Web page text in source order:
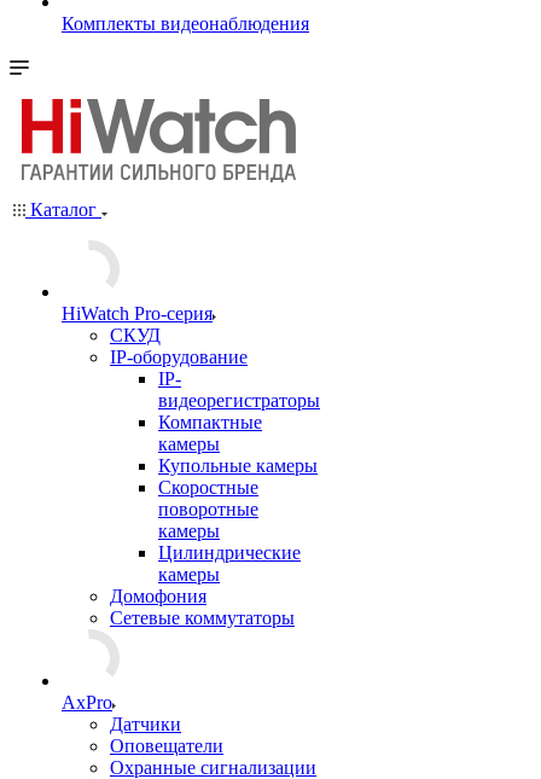
Комплекты видеонаблюдения
Каталог
HiWatch Pro-серия
CКУД
IP-оборудование
IP-
видеорегистраторы
Компактные
камеры
Купольные камеры
Скоростные
поворотные
камеры
Цилиндрические
камеры
Домофония
Сетевые коммутаторы
AxPro
Датчики
Оповещатели
Охранные сигнализации